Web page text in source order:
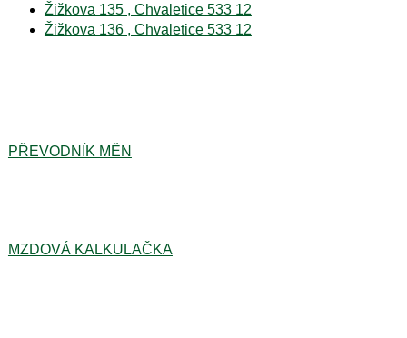
Žižkova 135 , Chvaletice 533 12
Žižkova 136 , Chvaletice 533 12
PŘEVODNÍK MĚN
MZDOVÁ KALKULAČKA